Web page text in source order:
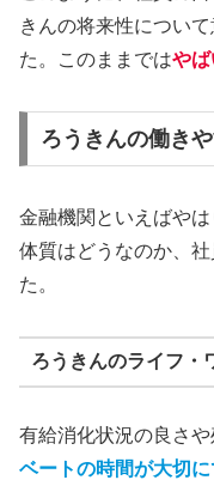
きんの将来性につい
た。このままではやば
ろうきんの働き
金融機関といえばや
体質はどうなのか、
た。
ろうきんのライフ・
有給消化状況の良さ
ベートの時間が大切に